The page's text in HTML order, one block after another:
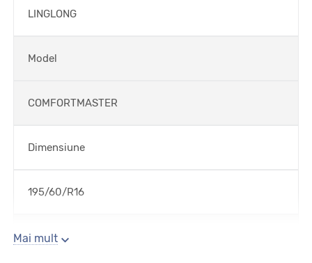
LINGLONG
Model
COMFORTMASTER
Dimensiune
195/60/R16
Sezon
Mai mult